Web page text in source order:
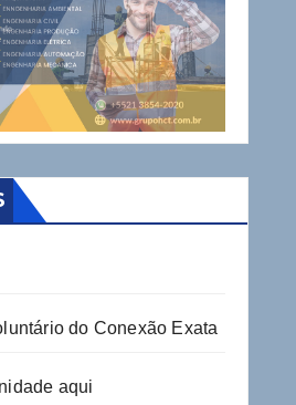
do Conexão Exata
aqui